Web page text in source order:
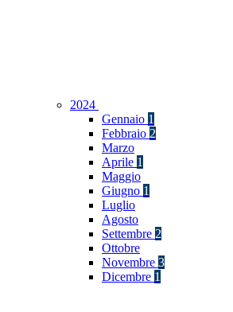
2024
Gennaio 1
Febbraio 2
Marzo
Aprile 1
Maggio
Giugno 1
Luglio
Agosto
Settembre 2
Ottobre
Novembre 3
Dicembre 1